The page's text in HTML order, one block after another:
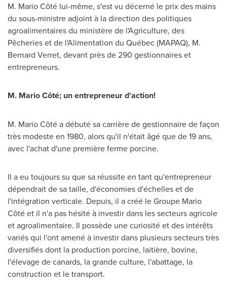
M. Mario Côté lui-même, s'est vu décerné le prix des mains
du sous-ministre adjoint à la direction des politiques
agroalimentaires du ministère de l'Agriculture, des
Pêcheries et de l'Alimentation du Québec (MAPAQ), M.
Bernard Verret, devant près de 290 gestionnaires et
entrepreneurs.
M. Mario Côté; un entrepreneur d'action!
M. Mario Côté a débuté sa carrière de gestionnaire de façon
très modeste en 1980, alors qu'il n'était âgé que de 19 ans,
avec l'achat d'une première ferme porcine.
Il a eu toujours su que sa réussite en tant qu'entrepreneur
dépendrait de sa taille, d'économies d'échelles et de
l'intégration verticale. Depuis, il a créé le Groupe Mario
Côté et il n'a pas hésité à investir dans les secteurs agricole
et agroalimentaire. Il possède une curiosité et des intérêts
variés qui l'ont amené à investir dans plusieurs secteurs très
diversifiés dont la production porcine, laitière, bovine,
l'élevage de canards, la grande culture, l'abattage, la
construction et le transport.